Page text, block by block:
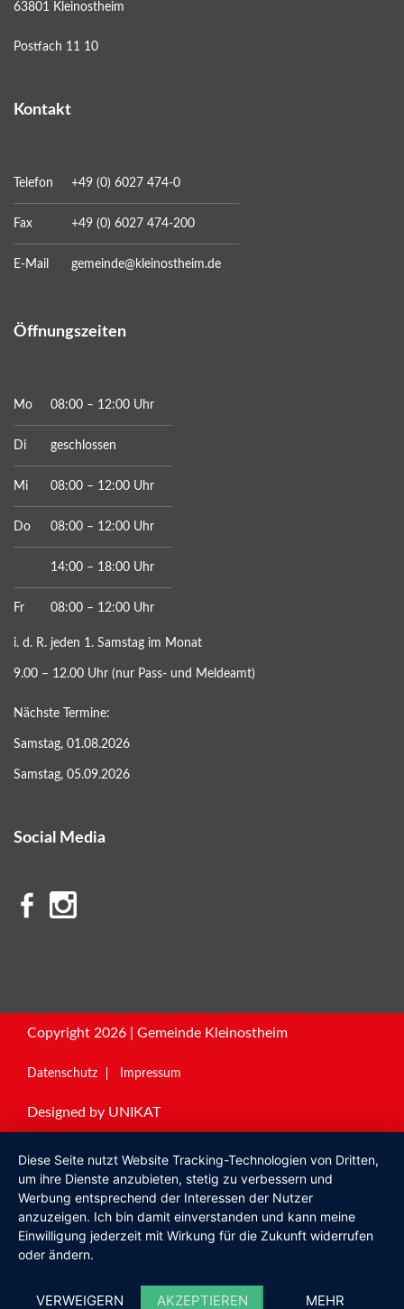
63801 Kleinostheim
Postfach 11 10
Kontakt
Telefon +49 (0) 6027 474-0
Fax +49 (0) 6027 474-200
E-Mail gemeinde@kleinostheim.de
Öffnungszeiten
Mo 08:00 – 12:00 Uhr
Di geschlossen
Mi 08:00 – 12:00 Uhr
Do 08:00 – 12:00 Uhr
14:00 – 18:00 Uhr
Fr 08:00 – 12:00 Uhr
i. d. R. jeden 1. Samstag im Monat
9.00 – 12.00 Uhr (nur Pass- und Meldeamt)
Nächste Termine:
Samstag, 01.08.2026
Samstag, 05.09.2026
Social Media
Copyright 2026 | Gemeinde Kleinostheim
Datenschutz Impressum
Designed by UNIKAT
Diese Seite nutzt Website Tracking-Technologien von Dritten,
um ihre Dienste anzubieten, stetig zu verbessern und
Werbung entsprechend der Interessen der Nutzer
anzuzeigen. Ich bin damit einverstanden und kann meine
Einwilligung jederzeit mit Wirkung für die Zukunft widerrufen
oder ändern.
VERWEIGERN AKZEPTIEREN MEHR